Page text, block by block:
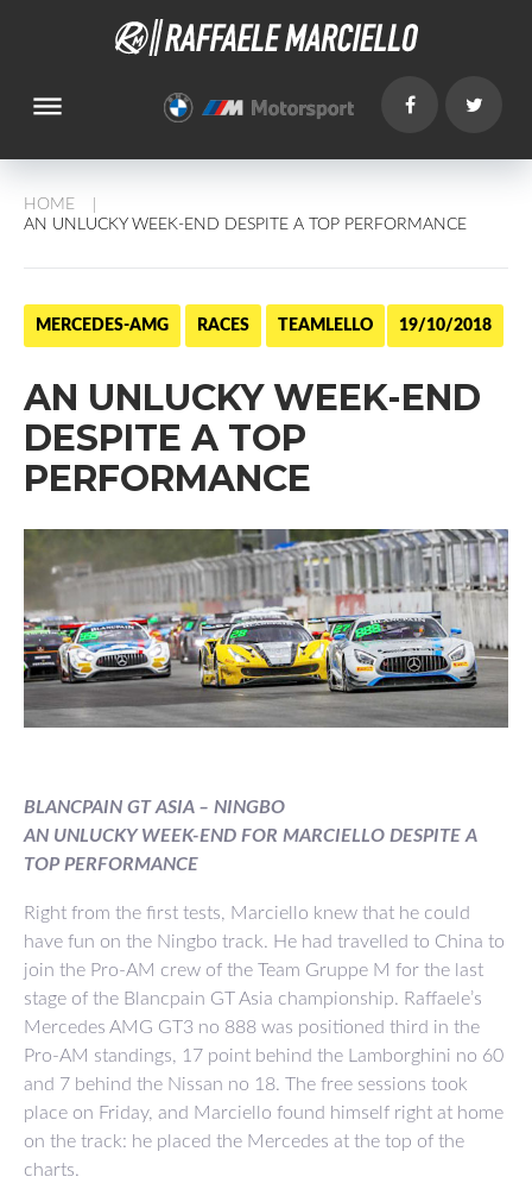
dehaze
HOME
/
AN UNLUCKY WEEK-END DESPITE A TOP PERFORMANCE
MERCEDES-AMG RACES TEAMLELLO 19/10/2018
AN UNLUCKY WEEK-END
DESPITE A TOP
PERFORMANCE
BLANCPAIN GT ASIA – NINGBO
AN UNLUCKY WEEK-END FOR MARCIELLO DESPITE A
TOP PERFORMANCE
Right from the first tests, Marciello knew that he could
have fun on the Ningbo track. He had travelled to China to
join the Pro-AM crew of the Team Gruppe M for the last
stage of the Blancpain GT Asia championship. Raffaele’s
Mercedes AMG GT3 no 888 was positioned third in the
Pro-AM standings, 17 point behind the Lamborghini no 60
and 7 behind the Nissan no 18. The free sessions took
place on Friday, and Marciello found himself right at home
on the track: he placed the Mercedes at the top of the
charts.